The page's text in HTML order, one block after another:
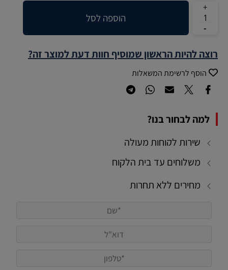
הוספה לסל
רוצה להיות הראשון שמוסיף חוות דעת למוצר זה?
הוסף לרשימת המשאלות
למה לבחור בנו?
שירות לקוחות מעולה
משלוחים עד בית הלקוח
מחירים ללא תחרות